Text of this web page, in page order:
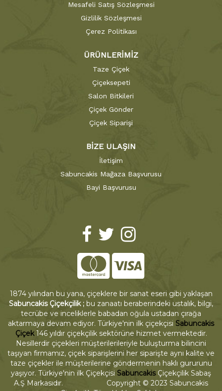
Mesafeli Satış Sözleşmesi
Gizlilik Sözleşmesi
Çerez Politikası
ÜRÜNLERİMİZ
Taze Çiçek
Çiçeksepeti
Salon Bitkileri
Çiçek Gönder
Çiçek Siparişi
BİZE ULAŞIN
İletişim
Sabuncakis Mağaza Başvurusu
Bayi Başvurusu
1874 yılından bu yana, çiçeklere bir sanat eseri gibi yaklaşan
Sabuncakis Çiçekçilik ; bu zanaatı beraberindeki ustalık, bilgi,
tecrübe ve inceliklerle babadan oğula ustadan çırağa
aktarmaya devam ediyor. Türkiye'nin ilk çiçekçisi Sabuncakis
Çiçek146 yıldır çiçekçilik sektörüne hizmet vermektedir.
Nesillerdir çiçekleri müşterilerileriyle buluşturma bilincini
taşıyan firmamız, çiçek siparişlerini her siparişte aynı kalite ve
taze çiçekler ile müşterilerine göndermenin haklı gururunu
yaşıyor. Türkiye'nin ilk Çiçekçisi SabuncakisÇiçekçilik Sabaş
A.Ş Markasıdır. Copyright © 2023 Sabuncakis